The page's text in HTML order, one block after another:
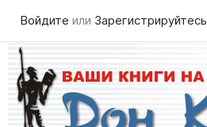
Войдите или Зарегистрируйтесь